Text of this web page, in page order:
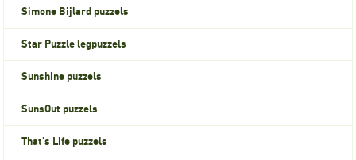
Simone Bijlard puzzels
Star Puzzle legpuzzels
Sunshine puzzels
SunsOut puzzels
That's Life puzzels